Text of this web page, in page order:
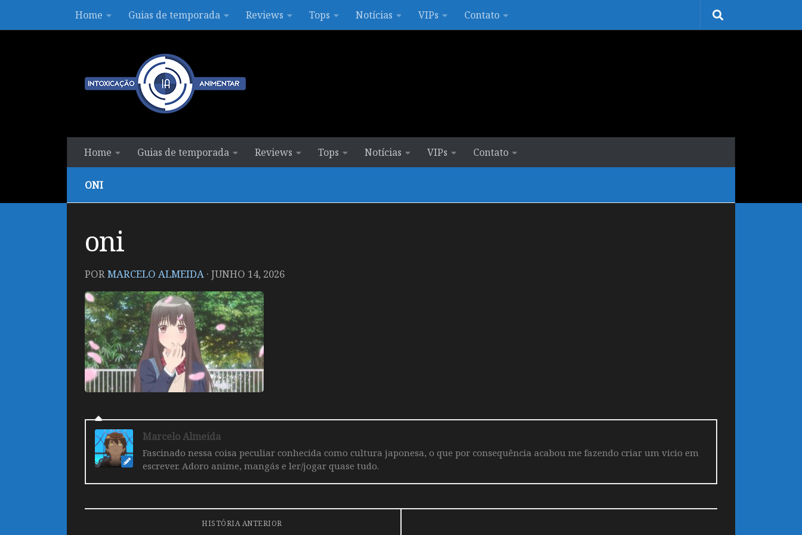
Skip to contentHome Guias de temporada Reviews Tops Notícias VIPs Contato
Home Guias de temporada Reviews Tops Notícias VIPs Contato
ONI
oni
PORMARCELO ALMEIDA · JUNHO 14, 2026
Marcelo Almeida
Fascinado nessa coisa peculiar conhecida como cultura japonesa, o que por consequência acabou me fazendo criar um vicio em
escrever. Adoro anime, mangás e ler/jogar quase tudo.
HISTÓRIA ANTERIOR